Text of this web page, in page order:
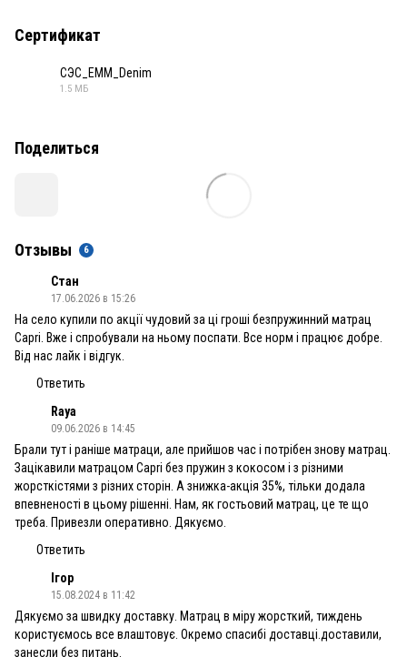
Сертификат
СЭС_ЕММ_Denim
1.5 МБ
Поделиться
Отзывы 6
Стан
17.06.2026 в 15:26
На село купили по акції чудовий за ці гроші безпружинний матрац
Capri. Вже і спробували на ньому поспати. Все норм і працює добре.
Від нас лайк і відгук.
Ответить
Raya
09.06.2026 в 14:45
Брали тут і раніше матраци, але прийшов час і потрібен знову матрац.
Зацікавили матрацом Capri без пружин з кокосом і з різними
жорсткістями з різних сторін. А знижка-акція 35%, тільки додала
впевненості в цьому рішенні. Нам, як гостьовий матрац, це те що
треба. Привезли оперативно. Дякуємо.
Ответить
Ігор
15.08.2024 в 11:42
Дякуємо за швидку доставку. Матрац в міру жорсткий, тиждень
користуємось все влаштовує. Окремо спасибі доставці.доставили,
занесли без питань.